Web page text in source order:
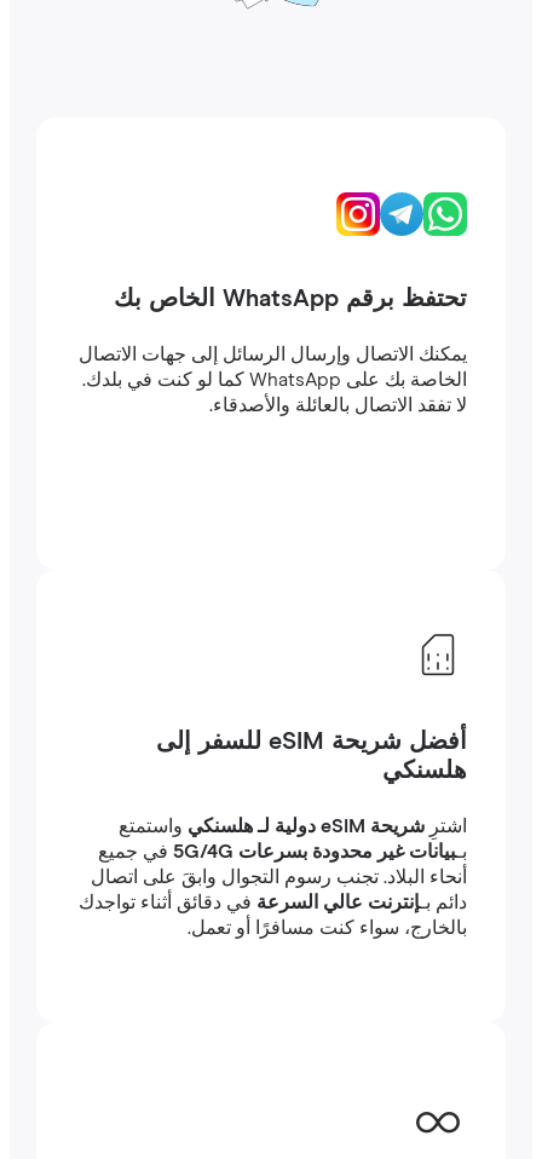
تحتفظ برقم WhatsApp الخاص بك
يمكنك الاتصال وإرسال الرسائل إلى جهات الاتصال
الخاصة بك على WhatsApp كما لو كنت في بلدك.
لا تفقد الاتصال بالعائلة والأصدقاء.
أفضل شريحة eSIM للسفر إلى
هلسنكي
شريحة eSIM دولية لـ هلسنكي
واستمتع
بيانات غير محدودة بسرعات 5G/4G
في جميع
أنحاء البلاد. تجنب رسوم التجوال وابقَ على اتصال
إنترنت عالي السرعةفي دقائق أثناء تواجدك
بالخارج، سواء كنت مسافرًا أو تعمل.